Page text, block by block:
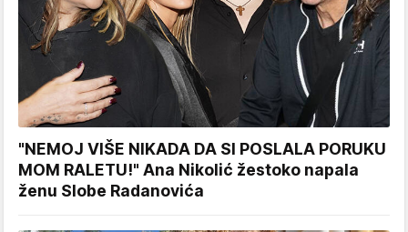
"NEMOJ VIŠE NIKADA DA SI POSLALA PORUKU
MOM RALETU!" Ana Nikolić žestoko napala
ženu Slobe Radanovića